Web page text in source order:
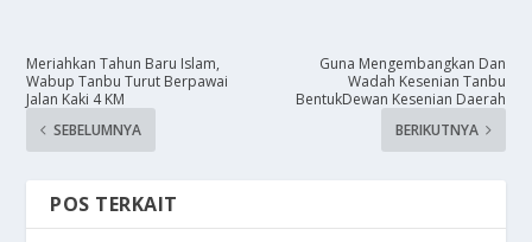
Meriahkan Tahun Baru Islam,
Wabup Tanbu Turut Berpawai
Jalan Kaki 4 KM
SEBELUMNYA
Guna Mengembangkan Dan
Wadah Kesenian Tanbu
BentukDewan Kesenian Daerah
BERIKUTNYA
POS TERKAIT